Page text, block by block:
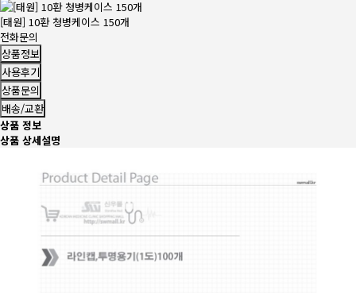
[태원] 10환 청병케이스 150개
전화문의
상품정보
사용후기
상품문의
배송/교환
상품 정보
상품 상세설명